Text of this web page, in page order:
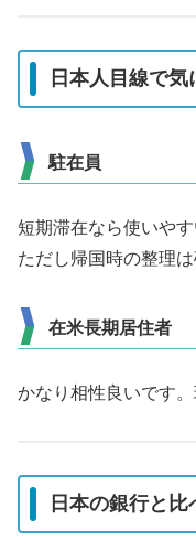
日本人目線で気
駐在員
短期滞在なら使いやす
ただし帰国時の整理は
在米長期居住者
かなり相性良いです
日本の銀行と